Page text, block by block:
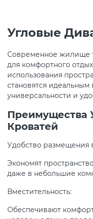
Угловые
Современное жилище
для комфортного
использования
становятся
универсальности и
Преимущества
Кроватей
Удобство размещения
Экономят
даже в небольшие
Вместительность:
Обеспечивают